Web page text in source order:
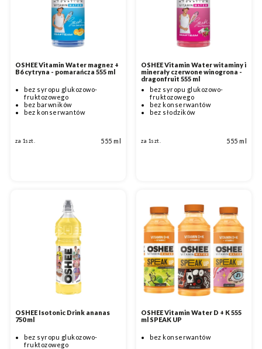
OSHEE Vitamin Water magnez +
B6 cytryna - pomarańcza 555 ml
bez syropu glukozowo-
fruktozowego
bez barwników
bez konserwantów
za 1szt. 555 ml
OSHEE Vitamin Water witaminy i
minerały czerwone winogrona -
dragonfruit 555 ml
bez syropu glukozowo-
fruktozowego
bez konserwantów
bez słodzików
za 1szt. 555 ml
OSHEE Isotonic Drink ananas
750 ml
bez syropu glukozowo-
fruktozowego
OSHEE Vitamin Water D + K 555
ml SPEAK UP
bez konserwantów